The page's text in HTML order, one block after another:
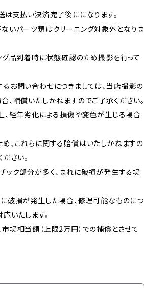
は支払い決済完了後にになります。
いパーツ類はクリーニング対象外となりま
グ品到着時に状態確認のため撮影を行って
お問い合わせにつきましては、当店撮影の
、補償いたしかねますのでご了承ください。
、経年劣化による損傷や変色が生じる場合
、これらに関する賠償はいたしかねますの
さい。
ック部分が多く、まれに破損が発生する場
破損が発生した場合、修理可能なものにつ
いたします。
場相当額（上限2万円）での補償とさせて